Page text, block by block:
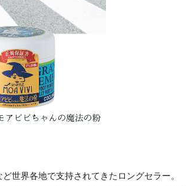
世界各地で支持されてきたロングセラー。